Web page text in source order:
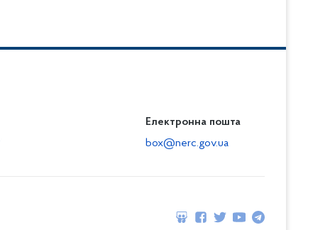
Електронна пошта
box@nerc.gov.ua